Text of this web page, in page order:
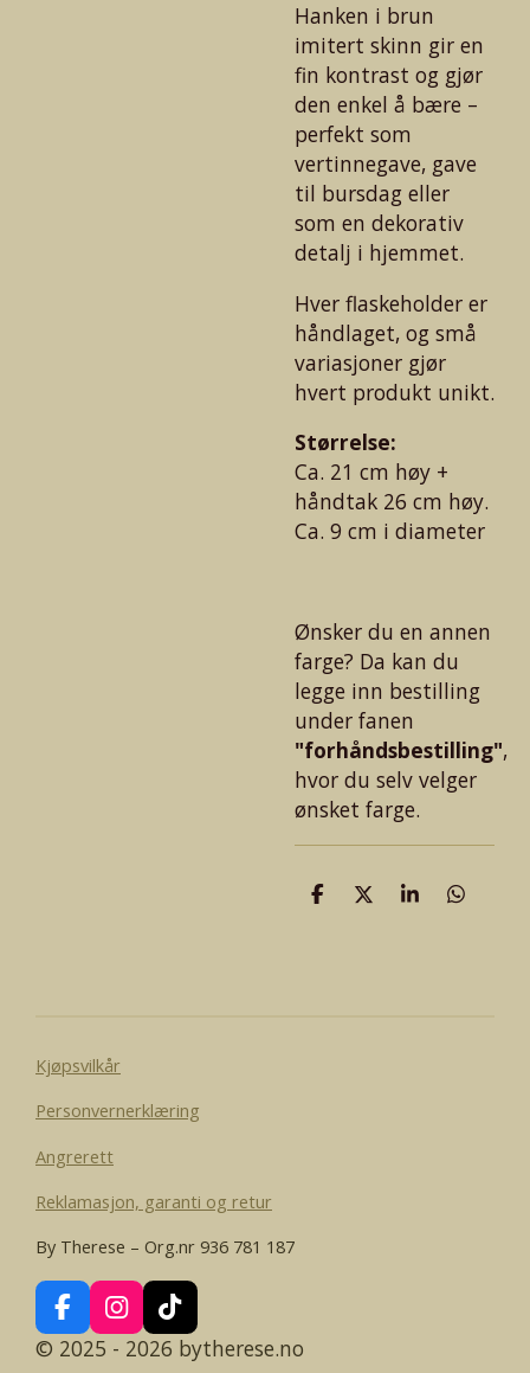
Hanken i brun
imitert skinn gir en
fin kontrast og gjør
den enkel å bære –
perfekt som
vertinnegave, gave
til bursdag eller
som en dekorativ
detalj i hjemmet.
Hver flaskeholder er
håndlaget, og små
variasjoner gjør
hvert produkt unikt.
Størrelse:
Ca. 21 cm høy +
håndtak 26 cm høy.
Ca. 9 cm i diameter
Ønsker du en annen
farge? Da kan du
legge inn bestilling
under fanen
"forhåndsbestilling",
hvor du selv velger
ønsket farge.
D
D
D
D
Kjøpsvilkår
Personvernerklæring
Angrerett
Reklamasjon, garanti og retur
By Therese – Org.nr 936 781 187
F
a
c
I
n
T
i
k
© 2025 - 2026 bytherese.no